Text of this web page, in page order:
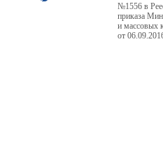
№1556 в
приказа
и массовых
от